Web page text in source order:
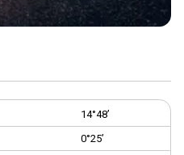
14°48’
0°25’